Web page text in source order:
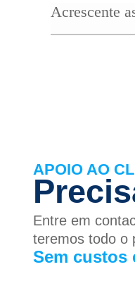
APOIO AO
Entre em
teremos todo o
Sem custos